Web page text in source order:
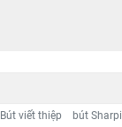
Bút viết thiệp bút